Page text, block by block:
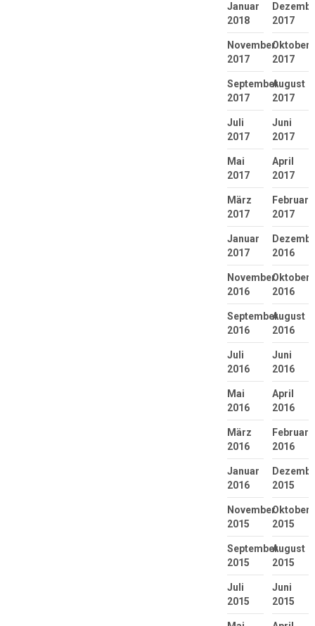
Januar
2018
2017
November
2017
Oktober
2017
September
2017
August
2017
Juli
2017
Juni
2017
Mai
2017
April
2017
März
2017
Februar
2017
Januar
2017
2016
November
2016
Oktober
2016
September
2016
August
2016
Juli
2016
Juni
2016
Mai
2016
April
2016
März
2016
Februar
2016
Januar
2016
2015
November
2015
Oktober
2015
September
2015
August
2015
Juli
2015
Juni
2015